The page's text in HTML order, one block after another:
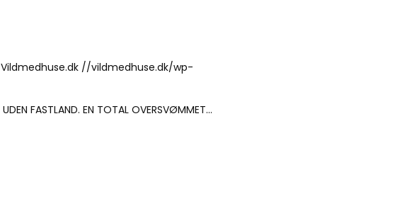
Vildmedhuse.dk //vildmedhuse.dk/wp-
FASTLAND. EN TOTAL OVERSVØMMET…